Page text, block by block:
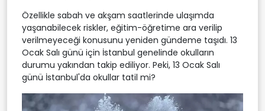
Özellikle sabah ve akşam saatlerinde ulaşımda
yaşanabilecek riskler, eğitim-öğretime ara verilip
verilmeyeceği konusunu yeniden gündeme taşıdı. 13
Ocak Salı günü için İstanbul genelinde okulların
durumu yakından takip ediliyor. Peki, 13 Ocak Salı
günü İstanbul'da okullar tatil mi?